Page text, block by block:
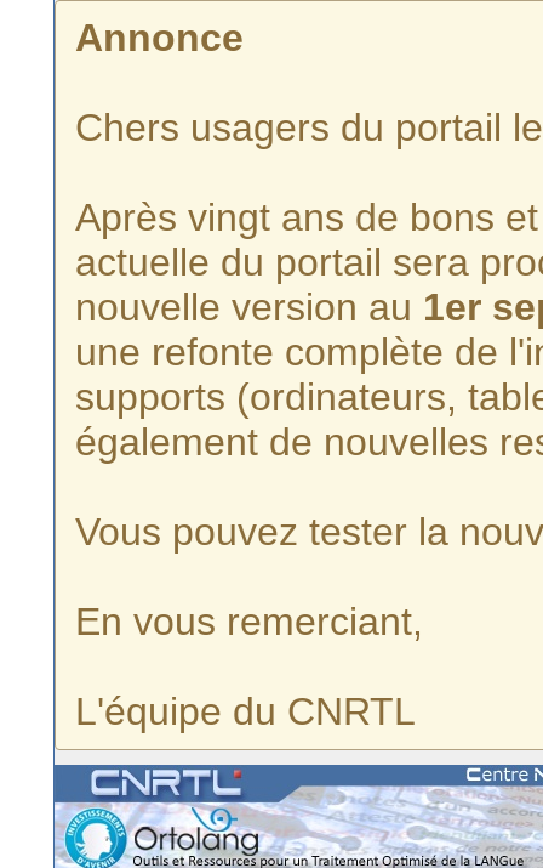
Annonce
Chers usagers du portail
Après vingt ans de bons
actuelle du portail sera
nouvelle version au 1er
une refonte complète de
supports (ordinateurs,
également de nouvelles
Vous pouvez tester la
En vous remerciant,
L'équipe du CNRTL